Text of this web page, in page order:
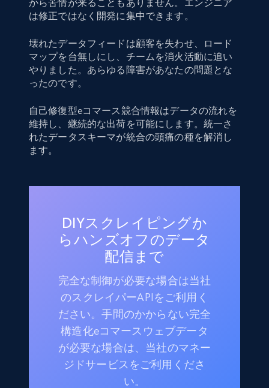
から苦情が来ることもありません。エンジニア
は修正ではなく開発に集中できます。
壊れたデータフィードは顧客を失わせ、ロード
マップを台無しにし、チームを消火活動に追い
やりました。あらゆる障害があなたの問題とな
ったのです。
自己修復型eコマース競合情報はデータの流れを
維持し、継続的な出荷を可能にします。統一さ
れたデータスキーマが統合の頭痛の種を解消し
ます。
DIYスクレイピングか
らハンズオフのデータ
配信まで
完全な制御が必要な場合は当社
のスクレイパーAPIをご利用く
ださい。手間のかからない完全
構造化eコマースウェブデータ
が必要な場合は、当社のマネー
ジドサービスをご利用くださ
い。